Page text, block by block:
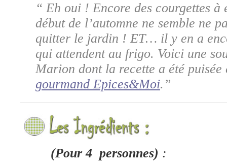
“ Eh oui ! Encore des courgettes à
début de l’automne ne semble ne
quitter le jardin ! ET… il y en a
qui attendent au frigo. Voici une
Marion dont la recette a été puisée
gourmand Epices&Moi.”
(Pour 4 personnes) :